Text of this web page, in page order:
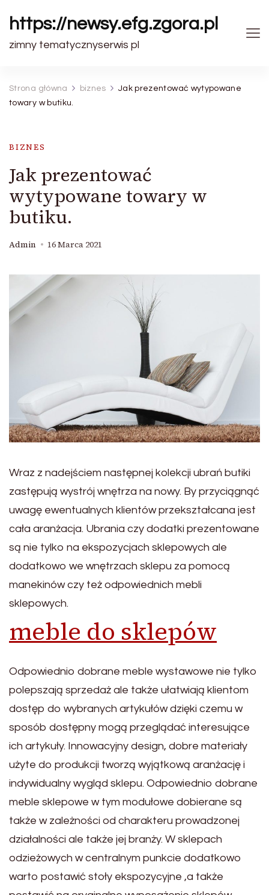
https://newsy.efg.zgora.pl
zimny tematycznyserwis pl
Strona główna biznes
Jak prezentować wytypowane
towary w butiku.
BIZNES
Jak prezentować
wytypowane towary w
butiku.
Admin 16 Marca 2021
Wraz z nadejściem następnej kolekcji ubrań butiki
zastępują wystrój wnętrza na nowy. By przyciągnąć
uwagę ewentualnych klientów przekształcana jest
cała aranżacja. Ubrania czy dodatki prezentowane
są nie tylko na ekspozycjach sklepowych ale
dodatkowo we wnętrzach sklepu za pomocą
manekinów czy też odpowiednich mebli
sklepowych.
meble do sklepów
Odpowiednio dobrane meble wystawowe nie tylko
polepszają sprzedaż ale także ułatwiają klientom
dostęp do wybranych artykułów dzięki czemu w
sposób dostępny mogą przeglądać interesujące
ich artykuły. Innowacyjny design, dobre materiały
użyte do produkcji tworzą wyjątkową aranżację i
indywidualny wygląd sklepu. Odpowiednio dobrane
meble sklepowe w tym modułowe dobierane są
także w zależności od charakteru prowadzonej
działalności ale także jej branży. W sklepach
odzieżowych w centralnym punkcie dodatkowo
warto postawić stoły ekspozycyjne ,a także